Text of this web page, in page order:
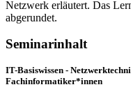
Netzwerk erläutert. Das
abgerundet.
Seminarinhalt
IT-Basiswissen -
Fachinformatiker*innen